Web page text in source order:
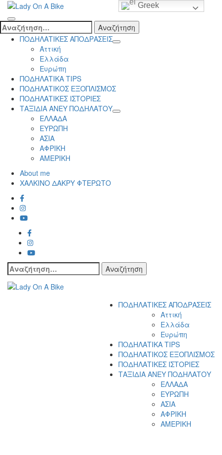
Skip
content
(Press
Lady On A Bike
Αναζήτηση
για: ΠΟΔΗΛΑΤΙΚΕΣ ΑΠΟΔΡΑΣΕΙΣ
Αττική
Ελλάδα
Ευρώπη
ΠΟΔΗΛΑΤΙΚΑ TIPS
ΠΟΔΗΛΑΤΙΚΟΣ ΕΞΟΠΛΙΣΜΟΣ
ΠΟΔΗΛΑΤΙΚΕΣ ΙΣΤΟΡΙΕΣ
ΤΑΞΙΔΙΑ ΑΝΕΥ ΠΟΔΗΛΑΤΟΥ
ΕΛΛΑΔΑ
ΕΥΡΩΠΗ
ΑΣΙΑ
ΑΦΡΙΚΗ
ΑΜΕΡΙΚΗ
About me
ΧΑΛΚΙΝΟ ΔΑΚΡΥ ΦΤΕΡΩΤΟ
Αναζήτηση
για:
ΠΟΔΗΛΑΤΙΚΕΣ ΑΠΟΔΡΑΣΕΙΣ
Αττική
Ελλάδα
Ευρώπη
ΠΟΔΗΛΑΤΙΚΑ TIPS
ΠΟΔΗΛΑΤΙΚΟΣ ΕΞΟΠΛΙΣΜΟΣ
ΠΟΔΗΛΑΤΙΚΕΣ ΙΣΤΟΡΙΕΣ
ΤΑΞΙΔΙΑ ΑΝΕΥ ΠΟΔΗΛΑΤΟΥ
ΕΛΛΑΔΑ
ΕΥΡΩΠΗ
ΑΣΙΑ
ΑΦΡΙΚΗ
ΑΜΕΡΙΚΗ
Greek